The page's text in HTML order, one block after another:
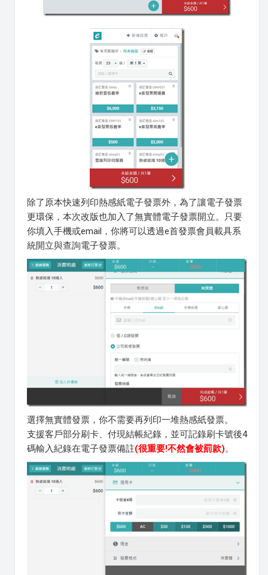
除了原本快速列印熱感紙電子發票外，為了讓電子發票
更環保，本次改版也加入了無實體電子發票開立。只要
你填入手機或email，你將可以透過e首發票會員載具系
統開立與查詢電子發票。
選擇無實體發票，你不需要再列印一堆熱感紙發票。
支援客戶部分刷卡、付現結帳紀錄，並可記錄刷卡號後4
碼輸入紀錄在電子發票備註(很重要!不然會被罰款)。